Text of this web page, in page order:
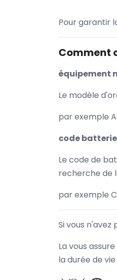
Pour garantir
Comment
équipement
Le modèle
par exemple
code batterie
Le code de
recherche de
par exemple
Si vous
La vous
la durée de